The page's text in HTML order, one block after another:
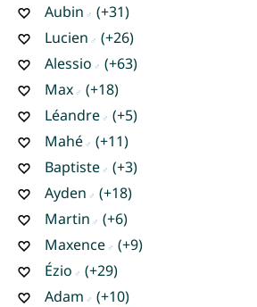
Aubin
(+31)
Lucien
(+26)
Alessio
(+63)
Max
(+18)
Léandre
(+5)
Mahé
(+11)
Baptiste
(+3)
Ayden
(+18)
Martin
(+6)
Maxence
(+9)
Ézio
(+29)
Adam
(+10)